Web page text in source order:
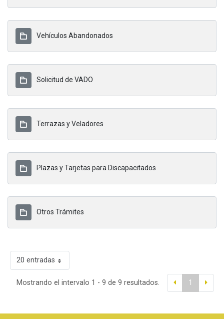
Vehículos Abandonados
Solicitud de VADO
Terrazas y Veladores
Plazas y Tarjetas para Discapacitados
Otros Trámites
20 entradas
Mostrando el intervalo 1 - 9 de 9 resultados. 1